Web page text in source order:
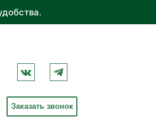
Заказать звонок